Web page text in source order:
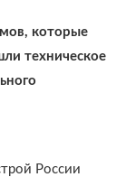
которые
техническое
России